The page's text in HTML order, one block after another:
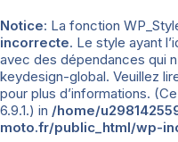
Notice: La fonction
incorrecte. Le style ayant
avec des dépendances qui
keydesign-global. Veuillez
pour plus d’informations.
6.9.1.) in /home/
moto.fr/public_html/wp-